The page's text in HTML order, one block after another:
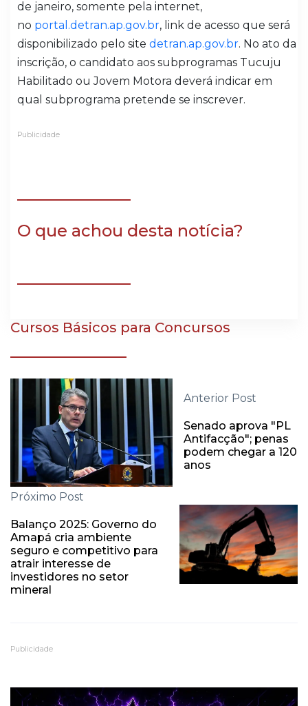
de janeiro, somente pela internet,
no portal.detran.ap.gov.br, link de acesso que será
disponibilizado pelo site detran.ap.gov.br. No ato da
inscrição, o candidato aos subprogramas Tucuju
Habilitado ou Jovem Motora deverá indicar em
qual subprograma pretende se inscrever.
Publicidade
O que achou desta notícia?
Cursos Básicos para Concursos
Anterior Post
Senado aprova "PL
Antifacção"; penas
podem chegar a 120
anos
Próximo Post
Balanço 2025: Governo do
Amapá cria ambiente
seguro e competitivo para
atrair interesse de
investidores no setor
mineral
Publicidade